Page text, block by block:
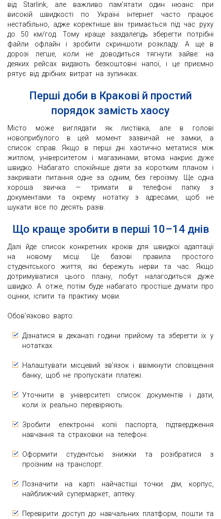
від Starlink, але важливо пам’ятати один нюанс: при
високій швидкості по Україні інтернет часто працює
нестабільно, адже коректніше він тримається під час руху
до 50 км/год. Тому краще заздалегідь зберегти потрібні
файли офлайн і зробити скриншоти розкладу. А ще в
дорозі легше, коли не доводиться тягнути зайве: на
деяких рейсах видають безкоштовні напої, і це приємно
рятує від дрібних витрат на зупинках.
Перші доби в Кракові й простий
порядок замість хаосу
Місто може виглядати як листівка, але в голові
новоприбулого в цей момент зазвичай не замки, а
список справ. Якщо в перші дні хаотично метатися між
житлом, університетом і магазинами, втома накриє дуже
швидко. Набагато спокійніше діяти за коротким планом і
закривати питання одне за одним, без героїзму. Ще одна
хороша звичка — тримати в телефоні папку з
документами та окрему нотатку з адресами, щоб не
шукати все по десять разів.
Що краще зробити в перші 10–14 днів
Далі йде список конкретних кроків для швидкої адаптації
на новому місці. Це базові правила простого
студентського життя, які бережуть нерви та час. Якщо
дотримуватися цього плану, побут налагодиться дуже
швидко. А отже, потім буде набагато простіше думати про
оцінки, іспити та практику мови.
Обов’язково варто:
Дізнатися в деканаті години прийому та зберегти їх у
нотатках.
Налаштувати місцевий зв’язок і ввімкнути сповіщення
банку, щоб не пропускати платежі.
Уточнити в університеті список документів і дати,
коли їх реально перевіряють.
Зробити електронні копії паспорта, підтвердження
навчання та страховки на телефоні.
Оформити студентські знижки та розібратися з
проїзним на транспорт.
Позначити на карті найчастіші точки: дім, корпус,
найближчий супермаркет, аптеку.
Перевірити доступ до навчальних платформ, пошти та